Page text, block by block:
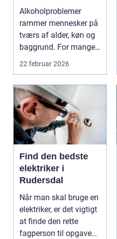
Alkoholproblemer
rammer mennesker på
tværs af alder, køn og
baggrund. For mange
s...
22 februar 2026
Find den bedste
elektriker i
Rudersdal
Når man skal bruge en
elektriker, er det vigtigt
at finde den rette
fagperson til opgaven.